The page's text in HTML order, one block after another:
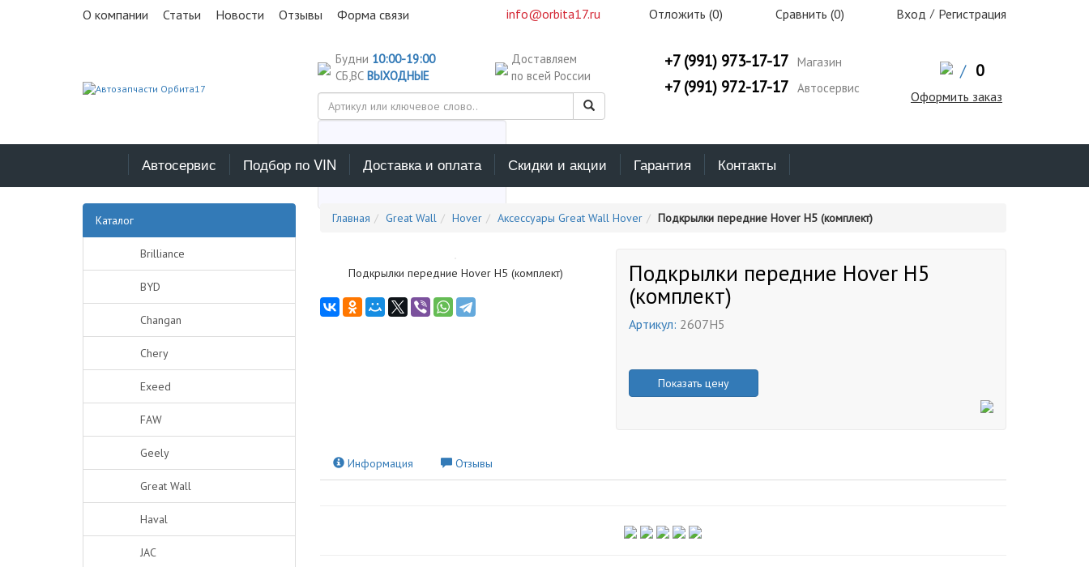
О компании Статьи Новости Отзывы Форма связи info@orbita17.ru Отложить (0) Сравнить (0) Вход / Регистрация
Будни 10:00-19:00
СБ,ВС ВЫХОДНЫЕ
Доставляем
по всей России
Выберите каталог поиска
+7 (991) 973-17-17 Магазин
+7 (991) 972-17-17 Автосервис
/ 0
Оформить заказ
Автосервис Подбор по VIN Доставка и оплата Скидки и акции Гарантия Контакты
Каталог
Brilliance
BYD
Changan
Chery
Exeed
FAW
Geely
Great Wall
Haval
JAC
Главная Great Wall Hover Аксессуары Great Wall Hover Подкрылки передние Hover H5 (комплект)
Подкрылки передние Hover H5 (комплект)
Подкрылки передние Hover H5
(комплект)
Артикул: 2607H5
Показать цену
Информация Отзывы